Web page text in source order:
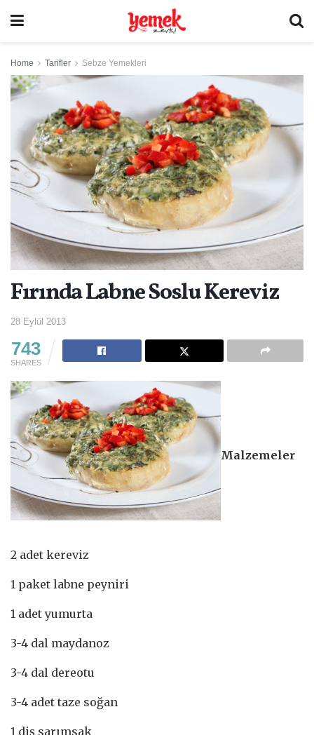
Home Tarifler Sebze Yemekleri
Fırında Labne Soslu Kereviz
28 Eylül 2013
743
SHARES
Malzemeler
2 adet kereviz
1 paket labne peyniri
1 adet yumurta
3-4 dal maydanoz
3-4 dal dereotu
3-4 adet taze soğan
1 diş sarımsak